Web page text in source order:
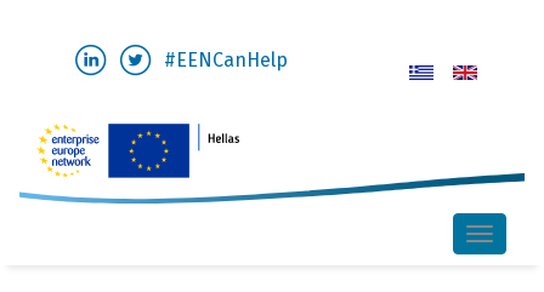
περιεχόμενο
#EENCanHelp
Toggle